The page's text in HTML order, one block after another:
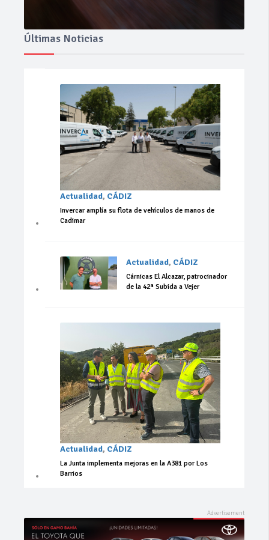
Últimas Noticias
Actualidad, CÁDIZ
Invercar amplía su flota de vehículos de manos de
Cadimar
Actualidad, CÁDIZ
Cárnicas El Alcazar, patrocinador
de la 42ª Subida a Vejer
Actualidad, CÁDIZ
La Junta implementa mejoras en la A381 por Los
Barrios